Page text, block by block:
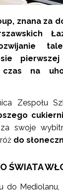
znana za
czas na
Zespołu
swoje
do
ŚWIATA
do